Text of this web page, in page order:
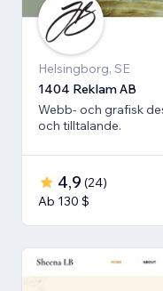
Helsingborg, SE
1404 Reklam AB
Webb- och grafisk
och tilltalande.
4,9 (24)
Ab 130 $